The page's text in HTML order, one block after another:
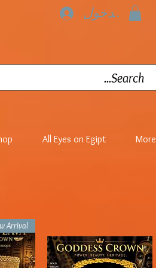
تسجيل الدخول
All Eyes on Egipt More
Arrival